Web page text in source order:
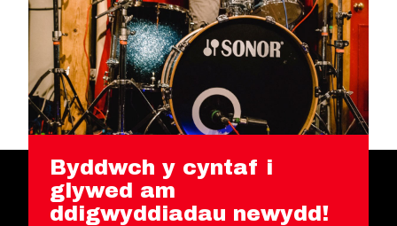
Byddwch y cyntaf i
glywed am
ddigwyddiadau newydd!